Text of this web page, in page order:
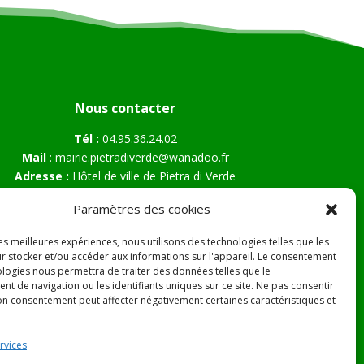
Paramètres des cookies
meilleures expériences, nous utilisons des technologies telles que les
stocker et/ou accéder aux informations sur l'appareil. Le consentement
nous permettra de traiter des données telles que le
de navigation ou les identifiants uniques sur ce site. Ne pas consentir
consentement peut affecter négativement certaines caractéristiques et
Nous contacter
Tél : 04.95.36.24.02
Mail: mairie.pietradiverde@wanadoo.fr
Adresse : Hôtel de ville de Pietra di Verde
20230 Pietra di Verde
Légales